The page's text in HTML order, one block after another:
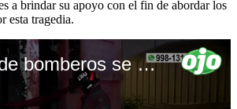
a brindar su apoyo con el fin de abordar los
esta tragedia.
Compañía de bomberos se incendia